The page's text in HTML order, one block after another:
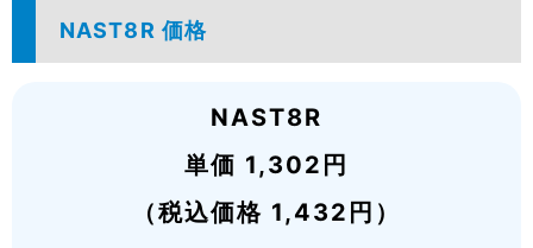
NAST8R 価格
NAST8R
単価 1,302円
（税込価格 1,432円）